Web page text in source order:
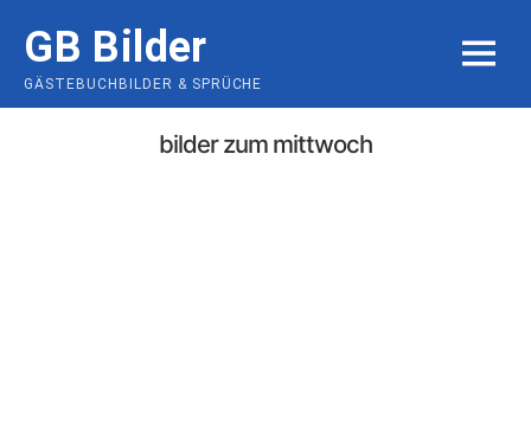
content
GB Bilder
GÄSTEBUCHBILDER & SPRÜCHE
MENU
bilder zum mittwoch